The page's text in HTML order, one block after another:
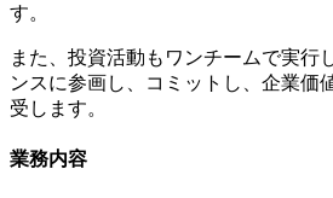
す。
また、投資活動もワンチームで実行
ンスに参画し、コミットし、企業価
受します。
業務内容